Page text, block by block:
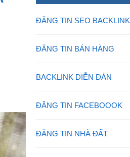
ĐĂNG TIN SEO BACKLINK
ĐĂNG TIN BÁN HÀNG
BACKLINK DIỄN ĐÀN
ĐĂNG TIN FACEBOOOK
ĐĂNG TIN NHÀ ĐẤT